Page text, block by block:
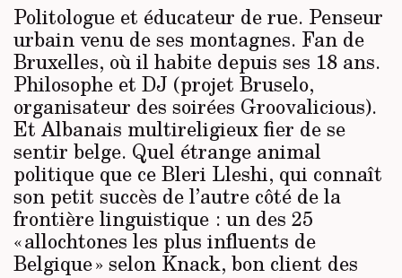
Politologue et éducateur de rue. Penseur
urbain venu de ses montagnes. Fan de
Bruxelles, où il habite depuis ses 18 ans.
Philosophe et DJ (projet Bruselo,
organisateur des soirées Groovalicious).
Et Albanais multireligieux fier de se
sentir belge. Quel étran­ge animal
politique que ce Bleri Lleshi, qui connaît
son petit succès de l’autre côté de la
frontière linguistique : un des 25
« allochtones les plus influents de
Belgique » selon Knack, bon client des